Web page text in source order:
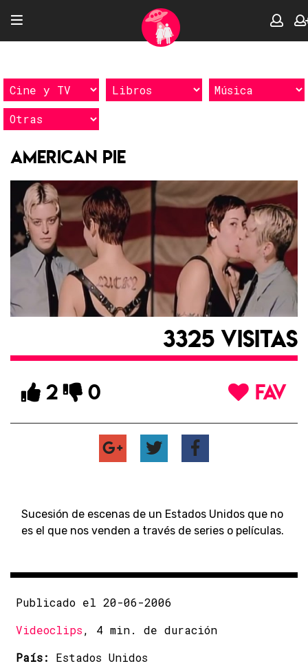
American pie
3325 VISITAS
2 0 FAV
Sucesión de escenas de un Estados Unidos que no
es el que nos venden a través de series o películas.
Publicado el 20-06-2006
Videoclips, 4 min. de duración
País: Estados Unidos